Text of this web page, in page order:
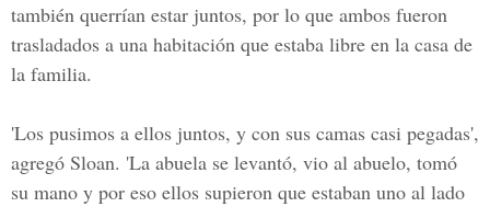
también querrían estar juntos, por lo que ambos fueron
trasladados a una habitación que estaba libre en la casa de
la familia.
'Los pusimos a ellos juntos, y con sus camas casi pegadas',
agregó Sloan. 'La abuela se levantó, vio al abuelo, tomó
su mano y por eso ellos supieron que estaban uno al lado